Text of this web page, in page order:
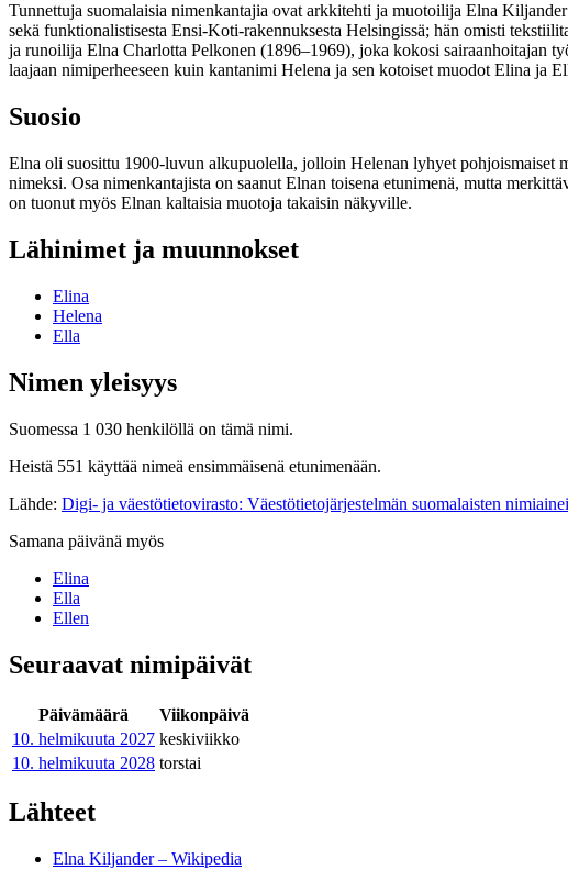
Tunnettuja suomalaisia nimenkantajia ovat arkkitehti ja muotoilija Elna
sekä funktionalistisesta Ensi-Koti-rakennuksesta Helsingissä; hän omisti
ja runoilija Elna Charlotta Pelkonen (1896–1969), joka kokosi sairaanhoitajan
laajaan nimiperheeseen kuin kantanimi Helena ja sen kotoiset muodot Elina ja
Suosio
Elna oli suosittu 1900-luvun alkupuolella, jolloin Helenan lyhyet pohjoismaiset
nimeksi. Osa nimenkantajista on saanut Elnan toisena etunimenä, mutta
on tuonut myös Elnan kaltaisia muotoja takaisin näkyville.
Lähinimet ja muunnokset
Elina
Helena
Ella
Nimen yleisyys
Suomessa 1 030 henkilöllä on tämä nimi.
Heistä 551 käyttää nimeä ensimmäisenä etunimenään.
Lähde: Digi- ja väestötietovirasto: Väestötietojärjestelmän suomalaisten
Samana päivänä myös
Elina
Ella
Ellen
Seuraavat nimipäivät
Päivämäärä
Viikonpäivä
10. helmikuuta 2027 keskiviikko
10. helmikuuta 2028 torstai
Lähteet
Elna Kiljander – Wikipedia